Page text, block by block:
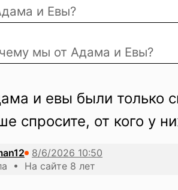
и Евы?
мы от Адама и Евы?
и евы были только
спросите, от кого у
• На сайте 8 лет